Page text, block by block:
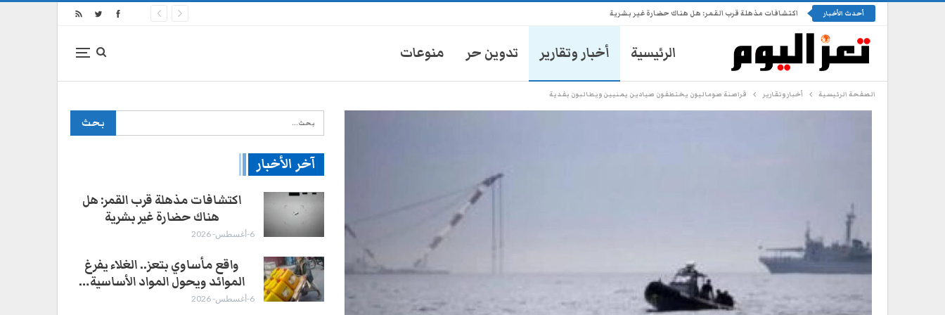
أحدث الأخبار اكتشافات مذهلة قرب القمر: هل هناك حضارة غير بشرية
الرئيسية أخبار وتقارير تدوين حر منوعات
الصفحة الرئيسية أخبار وتقارير قراصنة صوماليون يختطفون صيادين يمنيين ويطالبون بفدية
آخر الأخبار
انتشار أمني في تعز يثير مخاوف
الأهالي من حملات تضييق جديدة
موكب محافظ تعز يدهس طفلاً
اكتشافات مذهلة قرب القمر: هل
هناك حضارة غير بشرية
6-أغسطس- 2026
واقع مأساوي بتعز.. الغلاء يفرغ
الموائد ويحول المواد الأساسية…
6-أغسطس- 2026